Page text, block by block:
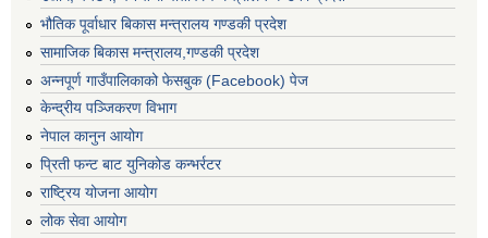
भौतिक पूर्वाधार बिकास मन्त्रालय गण्डकी प्रदेश
सामाजिक बिकास मन्त्रालय,गण्डकी प्रदेश
अन्नपूर्ण गाउँपालिकाको फेसबुक (Facebook) पेज
केन्द्रीय पञ्जिकरण विभाग
नेपाल कानुन आयोग
प्रिती फन्ट बाट युनिकोड कन्भर्रटर
राष्ट्रिय योजना आयोग
लोक सेवा आयोग